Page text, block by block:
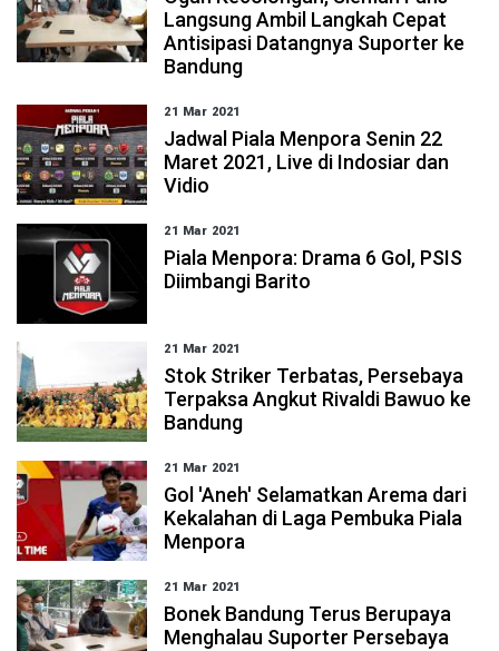
Langsung Ambil Langkah Cepat
Antisipasi Datangnya Suporter ke
Bandung
21 Mar 2021
Jadwal Piala Menpora Senin 22
Maret 2021, Live di Indosiar dan
Vidio
21 Mar 2021
Piala Menpora: Drama 6 Gol, PSIS
Diimbangi Barito
21 Mar 2021
Stok Striker Terbatas, Persebaya
Terpaksa Angkut Rivaldi Bawuo ke
Bandung
21 Mar 2021
Gol 'Aneh' Selamatkan Arema dari
Kekalahan di Laga Pembuka Piala
Menpora
21 Mar 2021
Bonek Bandung Terus Berupaya
Menghalau Suporter Persebaya